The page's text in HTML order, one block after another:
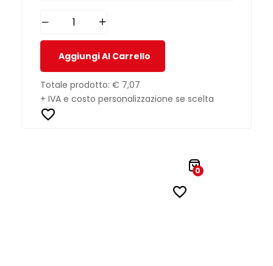
Aggiungi Al Carrello
Totale prodotto: € 7,07
+ IVA e costo personalizzazione se scelta
0